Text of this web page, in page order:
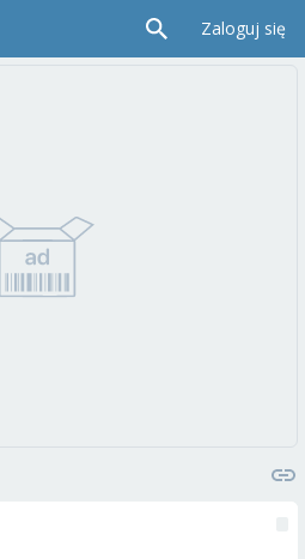
Zaloguj się